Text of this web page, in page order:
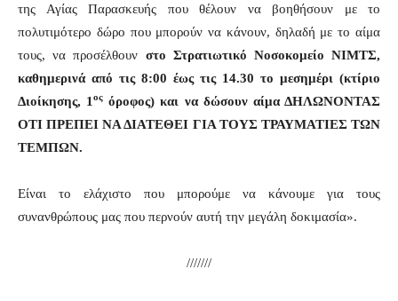
της Αγίας Παρασκευής που θέλουν να βοηθήσουν με το
πολυτιμότερο δώρο που μπορούν να κάνουν, δηλαδή με το αίμα
τους, να προσέλθουν στο Στρατιωτικό Νοσοκομείο ΝΙΜΤΣ,
καθημερινά από τις 8:00 έως τις 14.30 το μεσημέρι (κτίριο
Διοίκησης, 1ος όροφος) και να δώσουν αίμα ΔΗΛΩΝΟΝΤΑΣ
ΟΤΙ ΠΡΕΠΕΙ ΝΑ ΔΙΑΤΕΘΕΙ ΓΙΑ ΤΟΥΣ ΤΡΑΥΜΑΤΙΕΣ ΤΩΝ
ΤΕΜΠΩΝ.
Είναι το ελάχιστο που μπορούμε να κάνουμε για τους
συνανθρώπους μας που περνούν αυτή την μεγάλη δοκιμασία».
///////